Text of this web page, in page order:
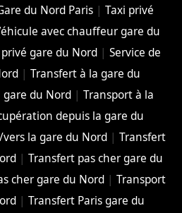
du Nord Paris| Taxi privé
avec chauffeur gare du
gare du Nord |Service de
| Transfert à la gare du
gare du Nord| Transport à la
depuis la gare du
la gare du Nord| Transfert
| Transfert pas cher gare du
cher gare du Nord |Transport
|Transfert Paris gare du